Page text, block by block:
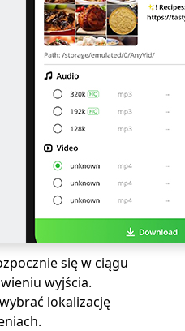
się w ciągu
wyjścia.
lokalizację